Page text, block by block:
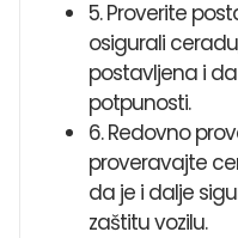
5. Proverite
osigurali
postavljena i
potpunosti.
6. Redovno
proveravajte
da je i dalje
zaštitu vozilu.